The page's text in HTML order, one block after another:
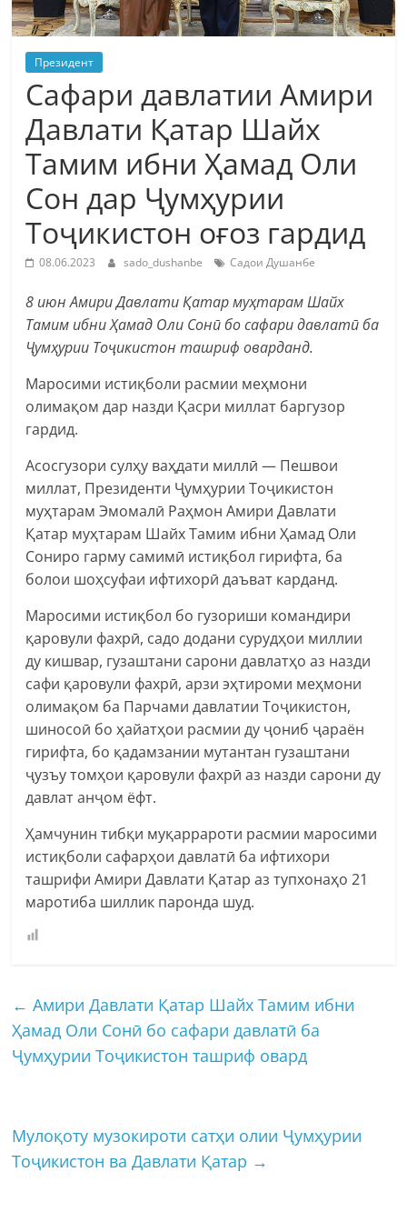
Президент
Сафари давлатии Амири
Давлати Қатар Шайх
Тамим ибни Ҳамад Оли
Сон дар Ҷумҳурии
Тоҷикистон оғоз гардид
08.06.2023 sado_dushanbe Садои Душанбе
8 июн Амири Давлати Қатар муҳтарам Шайх
Тамим ибни Ҳамад Оли Сонӣ бо сафари давлатӣ ба
Ҷумҳурии Тоҷикистон ташриф оварданд.
Маросими истиқболи расмии меҳмони
олимақом дар назди Қасри миллат баргузор
гардид.
Асосгузори сулҳу ваҳдати миллӣ — Пешвои
миллат, Президенти Ҷумҳурии Тоҷикистон
муҳтарам Эмомалӣ Раҳмон Амири Давлати
Қатар муҳтарам Шайх Тамим ибни Ҳамад Оли
Сониро гарму самимӣ истиқбол гирифта, ба
болои шоҳсуфаи ифтихорӣ даъват карданд.
Маросими истиқбол бо гузориши командири
қаровули фахрӣ, садо додани сурудҳои миллии
ду кишвар, гузаштани сарони давлатҳо аз назди
сафи қаровули фахрӣ, арзи эҳтироми меҳмони
олимақом ба Парчами давлатии Тоҷикистон,
шиносоӣ бо ҳайатҳои расмии ду ҷониб ҷараён
гирифта, бо қадамзании мутантан гузаштани
ҷузъу томҳои қаровули фахрӣ аз назди сарони ду
давлат анҷом ёфт.
Ҳамчунин тибқи муқаррароти расмии маросими
истиқболи сафарҳои давлатӣ ба ифтихори
ташрифи Амири Давлати Қатар аз тупхонаҳо 21
маротиба шиллик паронда шуд.
← Амири Давлати Қатар Шайх Тамим ибни
Ҳамад Оли Сонӣ бо сафари давлатӣ ба
Ҷумҳурии Тоҷикистон ташриф овард
Мулоқоту музокироти сатҳи олии Ҷумҳурии
Тоҷикистон ва Давлати Қатар →